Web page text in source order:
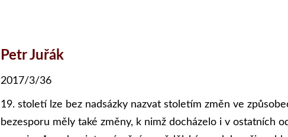
Petr Juřák
2017/3/36
19. století lze bez nadsázky nazvat stoletím změn ve
bezesporu měly také změny, k nimž docházelo i v ostatních